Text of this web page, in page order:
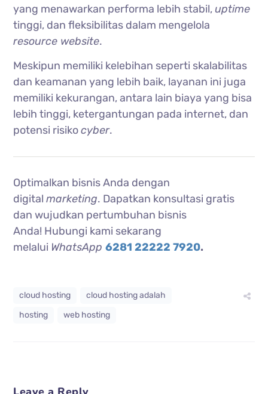
yang menawarkan performa lebih stabil,uptime
tinggi, dan fleksibilitas dalam mengelola
resource website.
Meskipun memiliki kelebihan seperti skalabilitas
dan keamanan yang lebih baik, layanan ini juga
memiliki kekurangan, antara lain biaya yang bisa
lebih tinggi, ketergantungan pada internet, dan
potensi risikocyber.
Optimalkan bisnis Anda dengan
digitalmarketing. Dapatkan konsultasi gratis
dan wujudkan pertumbuhan bisnis
Anda! Hubungi kami sekarang
melalui WhatsApp 6281 22222 7920.
cloud hosting
cloud hosting adalah
hosting
web hosting